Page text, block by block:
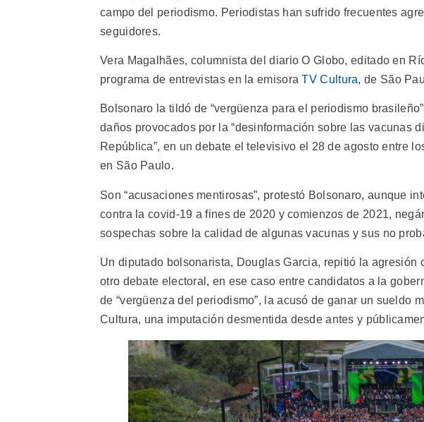
campo del periodismo. Periodistas han sufrido frecuentes
seguidores.
Vera Magalhães, columnista del diario O Globo, editado en
programa de entrevistas en la emisoraTV Cultura, de São
Bolsonaro la tildó de “vergüenza para el periodismo
daños provocados por la “desinformación sobre las vacunas
República”, en un debate el televisivo el 28 de agosto entre
en São Paulo.
Son “acusaciones mentirosas”, protestó Bolsonaro, aunque
contra la covid-19 a fines de 2020 y comienzos de 2021,
sospechas sobre la calidad de algunas vacunas y sus no
Un diputado bolsonarista, Douglas Garcia, repitió la agresión
otro debate electoral, en ese caso entre candidatos a la
de “vergüenza del periodismo”, la acusó de ganar un sueldo
Cultura, una imputación desmentida desde antes y